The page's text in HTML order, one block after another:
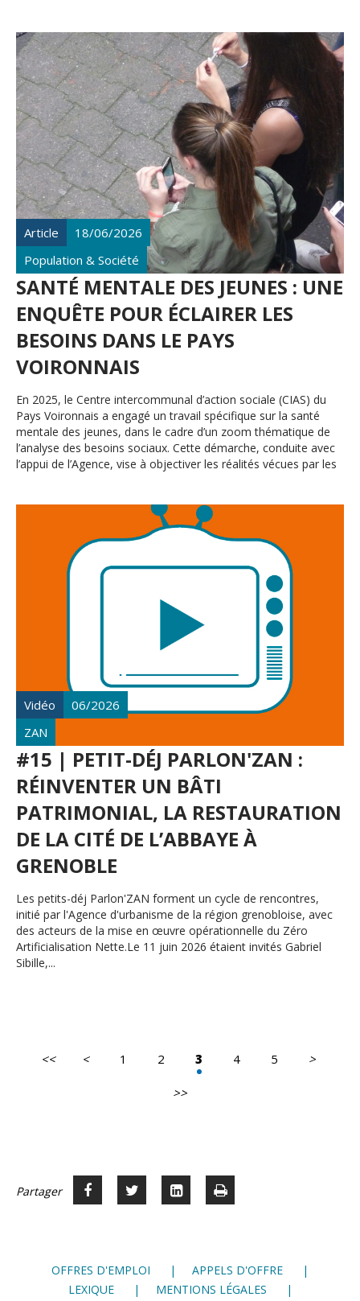
Article
18/06/2026
Population & Société
SANTÉ MENTALE DES JEUNES : UNE
ENQUÊTE POUR ÉCLAIRER LES
BESOINS DANS LE PAYS
VOIRONNAIS
En 2025, le Centre intercommunal d’action sociale (CIAS) du
Pays Voironnais a engagé un travail spécifique sur la santé
mentale des jeunes, dans le cadre d’un zoom thématique de
l’analyse des besoins sociaux. Cette démarche, conduite avec
l’appui de l’Agence, vise à objectiver les réalités vécues par les
Vidéo
06/2026
ZAN
#15 | PETIT-DÉJ PARLON'ZAN :
RÉINVENTER UN BÂTI
PATRIMONIAL, LA RESTAURATION
DE LA CITÉ DE L’ABBAYE À
GRENOBLE
Les petits-déj Parlon'ZAN forment un cycle de rencontres,
initié par l'Agence d'urbanisme de la région grenobloise, avec
des acteurs de la mise en œuvre opérationnelle du Zéro
Artificialisation Nette.Le 11 juin 2026 étaient invités Gabriel
Sibille,...
<<
Première
<
Page
1 2 3 4 5 >
Page
>>
Dernière
Partager Partager
Partager
Voir
Imprimer
OFFRES D'EMPLOI
APPELS D'OFFRE
LEXIQUE
MENTIONS LÉGALES